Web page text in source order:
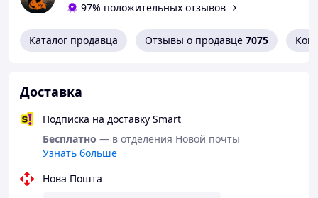
Аналитический состав:
2,5%.
Фирма-производитель
Вес:
Объём:~ 200 мл.
97% положительных отзывов
Каталог продавца Отзывы о продавце 7075
Доставка
Подписка на доставку Smart
Бесплатно — в отделения Новой почты
Узнать больше
Нова Пошта